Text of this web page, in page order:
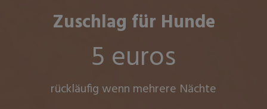
Zuschlag für Hunde
5 euros
rückläufig wenn mehrere Nächte